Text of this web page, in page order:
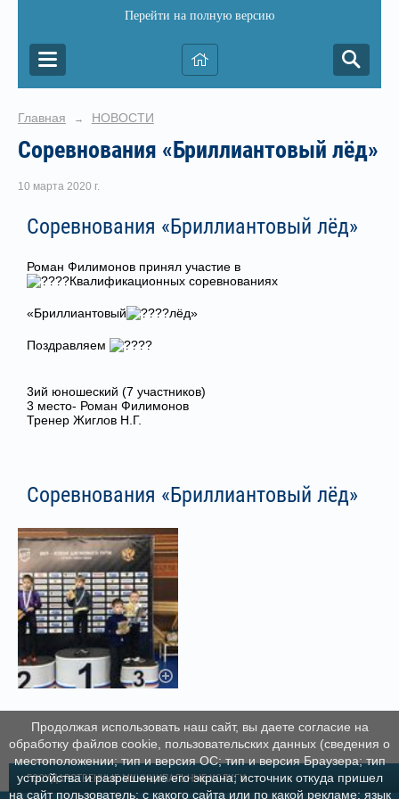
Перейти на полную версию
Главная → НОВОСТИ
Соревнования «Бриллиантовый лёд»
10 марта 2020 г.
Соревнования «Бриллиантовый лёд»
Роман Филимонов принял участие в
Квалификационных соревнованиях
«Бриллиантовый лёд»
Поздравляем
3ий юношеский (7 участников)
3 место- Роман Филимонов
Тренер Жиглов Н.Г.
Соревнования «Бриллиантовый лёд»
ГОСУДАРСТВЕННЫЕ МУНИЦИПАЛЬНЫЕ УСЛУГИ
Продолжая использовать наш сайт, вы даете согласие на
обработку файлов cookie, пользовательских данных (сведения о
местоположении; тип и версия ОС; тип и версия Браузера; тип
устройства и разрешение его экрана; источник откуда пришел
на сайт пользователь; с какого сайта или по какой рекламе; язык